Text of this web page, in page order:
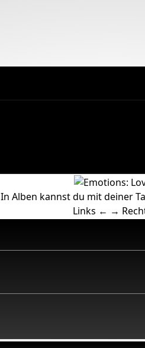
In Alben kannst du mit deiner
Links ← →